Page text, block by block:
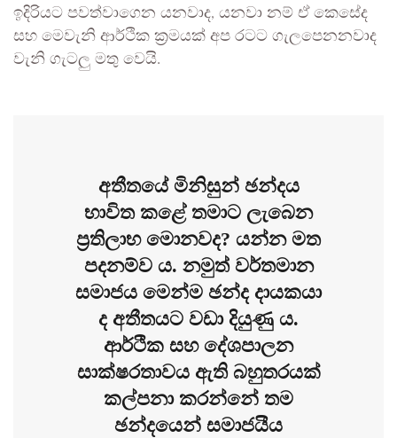
ඉදිරියට පවත්වාගෙන යනවාද, යනවා නම් ඒ කෙසේද
සහ මෙවැනි ආර්ථික ක්‍රමයක් අප රටට ගැලපෙනනවාද
වැනි ගැටලු මතු වෙයි.
අතීතයේ මිනිසුන් ඡන්දය
භාවිත කළේ තමාට ලැබෙන
ප්‍රතිලාභ මොනවද? යන්න මත
පදනම්ව ය. නමුත් වර්තමාන
සමාජය මෙන්ම ඡන්ද දායකයා
ද අතීතයට වඩා දියුණු ය.
ආර්ථික සහ දේශපාලන
සාක්ෂරතාවය ඇති බහුතරයක්
කල්පනා කරන්නේ තම
ඡන්දයෙන් සමාජයීය